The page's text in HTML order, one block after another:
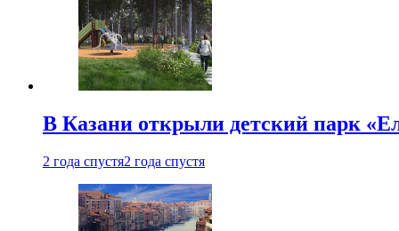
В Казани открыли детский парк
2 года спустя2 года спустя